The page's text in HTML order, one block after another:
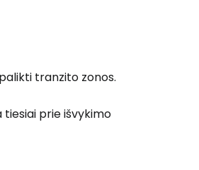
tranzito zonos.
tiesiai prie išvykimo